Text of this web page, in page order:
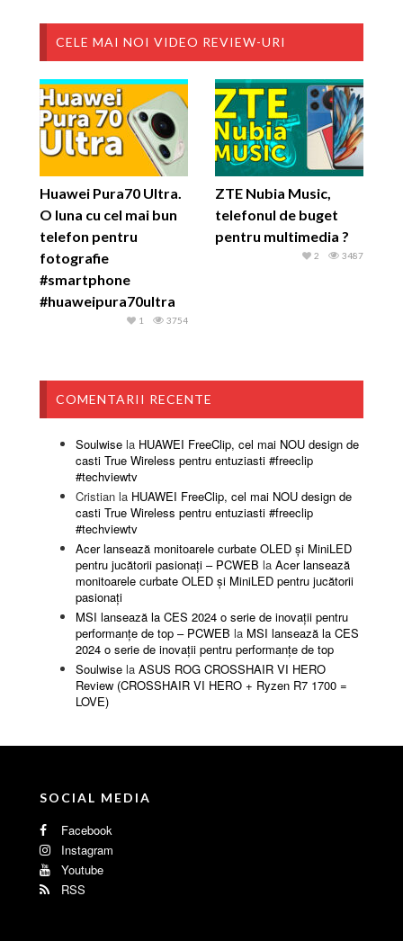
CELE MAI NOI VIDEO REVIEW-URI
Huawei Pura70 Ultra.
O luna cu cel mai bun
telefon pentru
fotografie
#smartphone
#huaweipura70ultra
3754
1
ZTE Nubia Music,
telefonul de buget
pentru multimedia ?
3487
2
COMENTARII RECENTE
Soulwise la HUAWEI FreeClip, cel mai NOU design de
casti True Wireless pentru entuziasti #freeclip
#techviewtv
Cristian la HUAWEI FreeClip, cel mai NOU design de
casti True Wireless pentru entuziasti #freeclip
#techviewtv
Acer lansează monitoarele curbate OLED și MiniLED
pentru jucătorii pasionați – PCWEB la Acer lansează
monitoarele curbate OLED și MiniLED pentru jucătorii
pasionați
MSI lansează la CES 2024 o serie de inovații pentru
performanțe de top – PCWEB la MSI lansează la CES
2024 o serie de inovații pentru performanțe de top
Soulwise la ASUS ROG CROSSHAIR VI HERO
Review (CROSSHAIR VI HERO + Ryzen R7 1700 =
LOVE)
SOCIAL MEDIA
Facebook
Instagram
Youtube
RSS